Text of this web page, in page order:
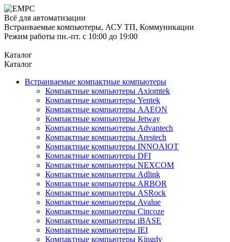
Всё для автоматизации
Встраиваемые компьютеры, АСУ ТП, Коммуникации
Режим работы пн.-пт. с 10:00 до 19:00
Каталог
Каталог
Встраиваемые компактные компьютеры
Компактные компьютеры Axiomtek
Компактные компьютеры Yentek
Компактные компьютеры AAEON
Компактные компьютеры Jetway
Компактные компьютеры Advantech
Компактные компьютеры Arestech
Компактные компьютеры INNOAIOT
Компактные компьютеры DFI
Компактные компьютеры NEXCOM
Компактные компьютеры Adlink
Компактные компьютеры ARBOR
Компактные компьютеры ASRock
Компактные компьютеры Avalue
Компактные компьютеры Cincoze
Компактные компьютеры iBASE
Компактные компьютеры IEI
Компактные компьютеры Kingdy